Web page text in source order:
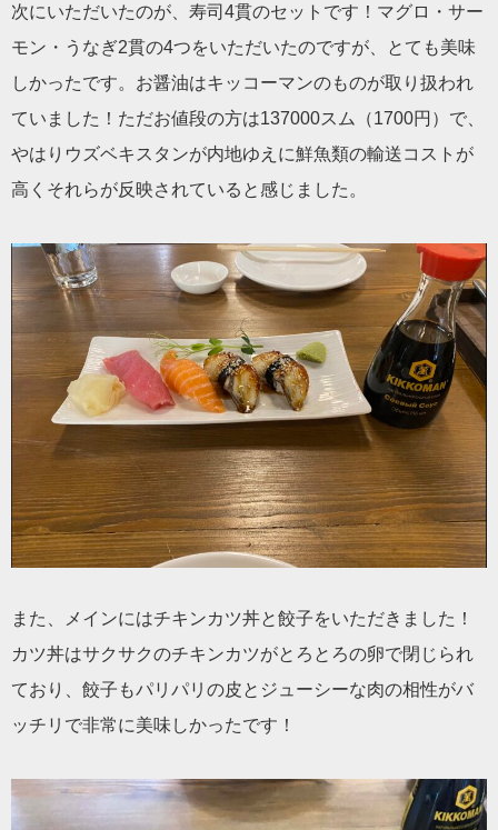
次にいただいたのが、寿司4貫のセットです！マグロ・サー
モン・うなぎ2貫の4つをいただいたのですが、とても美味
しかったです。お醤油はキッコーマンのものが取り扱われ
ていました！ただお値段の方は137000スム（1700円）で、
やはりウズベキスタンが内地ゆえに鮮魚類の輸送コストが
高くそれらが反映されていると感じました。
また、メインにはチキンカツ丼と餃子をいただきました！
カツ丼はサクサクのチキンカツがとろとろの卵で閉じられ
ており、餃子もパリパリの皮とジューシーな肉の相性がバ
ッチリで非常に美味しかったです！